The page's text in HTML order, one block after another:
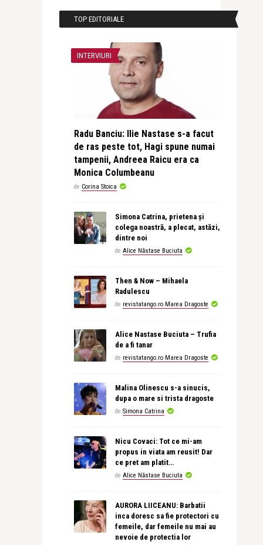
TOP EDITORIALE
INTERVIURI
Radu Banciu: Ilie Nastase s-a facut
de ras peste tot, Hagi spune numai
tampenii, Andreea Raicu era ca
Monica Columbeanu
de Corina Stoica
Simona Catrina, prietena și
colega noastră, a plecat, astăzi,
dintre noi
de Alice Năstase Buciuta
Then & Now – Mihaela
Radulescu
de revistatango.ro Marea Dragoste
Alice Nastase Buciuta – Trufia
de a fi tanar
de revistatango.ro Marea Dragoste
Malina Olinescu s-a sinucis,
dupa o mare si trista dragoste
de Simona Catrina
Nicu Covaci: Tot ce mi-am
propus in viata am reusit! Dar
ce pret am platit…
de Alice Năstase Buciuta
AURORA LIICEANU: Barbatii
inca doresc sa fie protectori cu
femeile, dar femeile nu mai au
nevoie de protectia lor